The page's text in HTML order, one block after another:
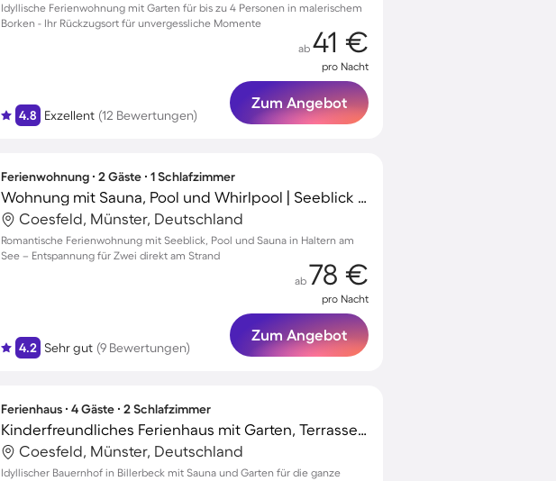
Idyllische Ferienwohnung mit Garten für bis zu 4 Personen in malerischem
Borken - Ihr Rückzugsort für unvergessliche Momente
4.8 Exzellent (12 Bewertungen)
ab 41 €
pro Nacht
Zum Angebot
Ferienwohnung ∙ 2 Gäste ∙ 1 Schlafzimmer
Wohnung mit Sauna, Pool und Whirlpool | Seeblick | Haustierfreundlich
Coesfeld, Münster, Deutschland
Romantische Ferienwohnung mit Seeblick, Pool und Sauna in Haltern am
See – Entspannung für Zwei direkt am Strand
4.2 Sehr gut (9 Bewertungen)
ab 78 €
pro Nacht
Zum Angebot
Ferienhaus ∙ 4 Gäste ∙ 2 Schlafzimmer
Kinderfreundliches Ferienhaus mit Garten, Terrasse und Sauna | Haustiere erlaubt
Coesfeld, Münster, Deutschland
Idyllischer Bauernhof in Billerbeck mit Sauna und Garten für die ganze